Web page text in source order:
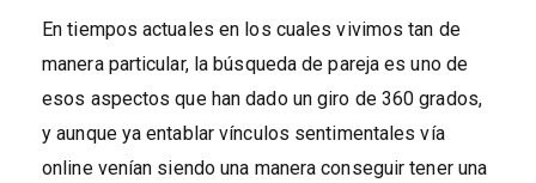
En tiempos actuales en los cuales vivimos tan de
manera particular, la búsqueda de pareja es uno de
esos aspectos que han dado un giro de 360 grados,
y aunque ya entablar vínculos sentimentales vía
online venían siendo una manera conseguir tener una